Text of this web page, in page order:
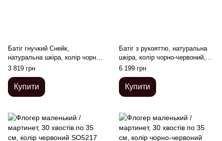
Батіг гнучкий Снейк,
натуральна шкіра, колір чорно-
червоний, довжина - 80 см
3 819 грн
Купити
Батіг з рукояттю, натуральна
шкіра, колір чорно-червоний,
довжина - 120 см
6 199 грн
Купити